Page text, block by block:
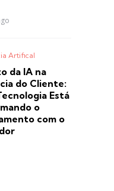
Artifical
da IA na
do Cliente:
Está
o
com o